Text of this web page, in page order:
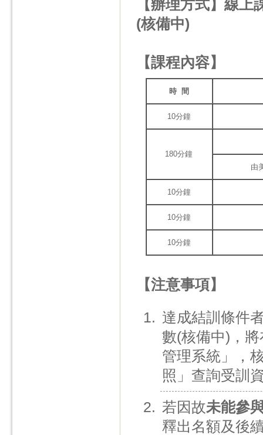
【辦理方式】線
(核備中)
【課程內容】
時 間
10分鐘
180分鐘
由
10分鐘
10分鐘
10分鐘
【注意事項】
達成結訓條件
數(核備中)，
管理系統」，
照」查詢受訓
若因故未能參
釋出名額及後